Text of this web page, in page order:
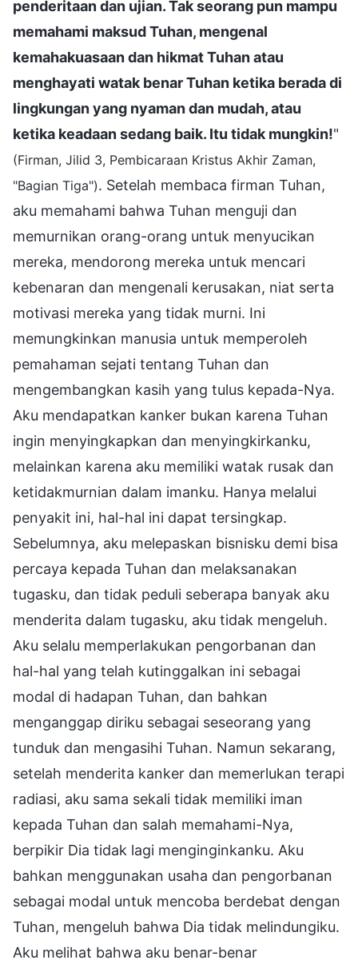
penderitaan dan ujian. Tak seorang pun mampu
memahami maksud Tuhan, mengenal
kemahakuasaan dan hikmat Tuhan atau
menghayati watak benar Tuhan ketika berada di
lingkungan yang nyaman dan mudah, atau
ketika keadaan sedang baik. Itu tidak mungkin!"
(Firman, Jilid 3, Pembicaraan Kristus Akhir Zaman,
"Bagian Tiga"). Setelah membaca firman Tuhan,
aku memahami bahwa Tuhan menguji dan
memurnikan orang-orang untuk menyucikan
mereka, mendorong mereka untuk mencari
kebenaran dan mengenali kerusakan, niat serta
motivasi mereka yang tidak murni. Ini
memungkinkan manusia untuk memperoleh
pemahaman sejati tentang Tuhan dan
mengembangkan kasih yang tulus kepada-Nya.
Aku mendapatkan kanker bukan karena Tuhan
ingin menyingkapkan dan menyingkirkanku,
melainkan karena aku memiliki watak rusak dan
ketidakmurnian dalam imanku. Hanya melalui
penyakit ini, hal-hal ini dapat tersingkap.
Sebelumnya, aku melepaskan bisnisku demi bisa
percaya kepada Tuhan dan melaksanakan
tugasku, dan tidak peduli seberapa banyak aku
menderita dalam tugasku, aku tidak mengeluh.
Aku selalu memperlakukan pengorbanan dan
hal-hal yang telah kutinggalkan ini sebagai
modal di hadapan Tuhan, dan bahkan
menganggap diriku sebagai seseorang yang
tunduk dan mengasihi Tuhan. Namun sekarang,
setelah menderita kanker dan memerlukan terapi
radiasi, aku sama sekali tidak memiliki iman
kepada Tuhan dan salah memahami-Nya,
berpikir Dia tidak lagi menginginkanku. Aku
bahkan menggunakan usaha dan pengorbanan
sebagai modal untuk mencoba berdebat dengan
Tuhan, mengeluh bahwa Dia tidak melindungiku.
Aku melihat bahwa aku benar-benar